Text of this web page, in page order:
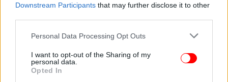
Downstream Participants that may further disclose it to other
Please note that this website/app uses one or more Google
not limited to your visit or usage behaviour. You may click to
grant or deny consent to Google and its third-party tags to
use your data for below specified purposes in below Google
Personal Data Processing Opt Outs
I want to opt-out of the Sharing of my
personal data.
Opted In